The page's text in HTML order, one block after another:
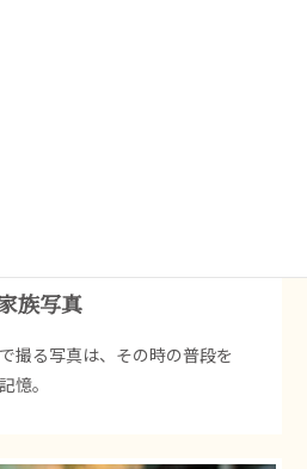
族写真
撮る写真は、その時の普段を
憶。